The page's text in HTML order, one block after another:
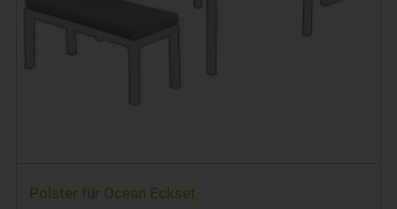
Polster für Ocean Eckset